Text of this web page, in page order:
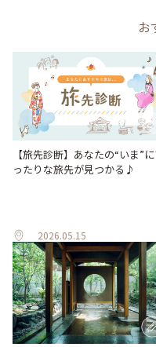
お
【旅先診断】あなたの“いま”
ったりな旅先が見つかる♪
2026.05.15